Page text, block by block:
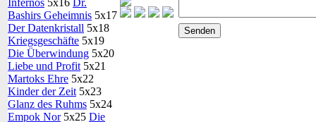
Infernos 5x16 Dr.
Bashirs Geheimnis 5x17
Der Datenkristall 5x18
Kriegsgeschäfte 5x19
Die Überwindung 5x20
Liebe und Profit 5x21
Martoks Ehre 5x22
Kinder der Zeit 5x23
Glanz des Ruhms 5x24
Empok Nor5x25 Die